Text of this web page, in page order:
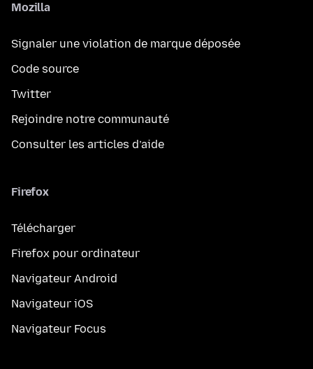
Mozilla
Signaler une violation de marque déposée
Code source
Twitter
Rejoindre notre communauté
Consulter les articles d’aide
Firefox
Télécharger
Firefox pour ordinateur
Navigateur Android
Navigateur iOS
Navigateur Focus